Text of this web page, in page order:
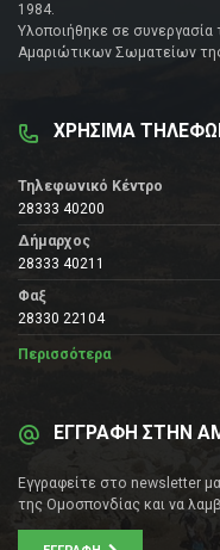
1984.
Υλοποιήθηκε σε
Αμαριώτικων Σωματείων
ΧΡΗΣΙΜΑ
Τηλεφωνικό Κέντρο
28333 40200
Δήμαρχος
28333 40211
Φαξ
28330 22104
Περισσότερα
ΕΓΓΡΑΦΗ ΣΤΗΝ
Εγγραφείτε στο newsletter
της Ομοσπονδίας και να